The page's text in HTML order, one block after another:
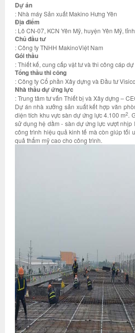
Dự án
: Nhà máy Sản xuất Makino Hưng Yên
Địa điểm
: Lô CN-07, KCN Yên Mỹ, huyện Yên Mỹ,
Chủ đầu tư
: Công ty TNHH MakinoViệt Nam
Gói thầu
: Thiết kế, cung cấp vật tư và thi công cáp
Tổng thầu thi công
: Công ty Cổ phần Xây dựng và Đầu tư
Nhà thầu dự ứng lực
: Trung tâm tư vấn Thiết bị và Xây dựng –
Dự án nhà xưởng sản xuất kết hợp văn
diện tích khu vực sàn dự ứng lực 4.100 m2.
sử dụng hệ dầm - sàn dự ứng lực vượt nhịp
công trình hiệu quả kinh tế mà còn giúp tối
quả thẩm mỹ cao cho công trình.